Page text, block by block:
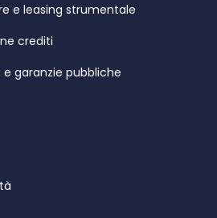
e leasing strumentale
crediti
garanzie pubbliche